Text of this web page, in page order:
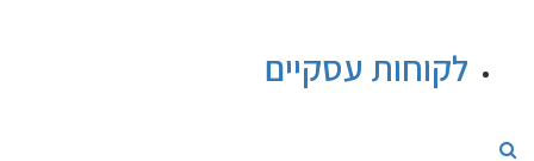
לקוחות עסקיים